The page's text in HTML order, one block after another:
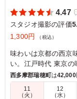
4.47
スタジオ撮影の評価
1,300円
（税込）
味わいは京都の西京
い。江戸時代 東京
噌でした。東京の老
ました。新潟こしひ
西多摩郡瑞穂町は42,000
11
（火）
12
（水）